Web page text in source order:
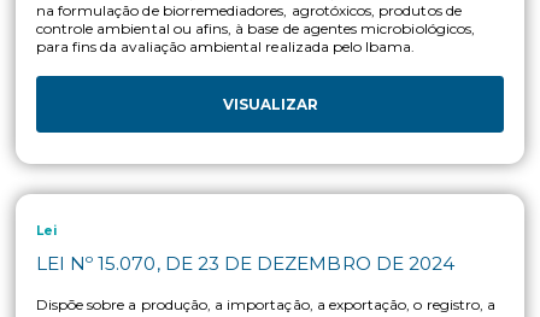
Ibama
PORTARIA IBAMA Nº 180, DE 23 DE
DE 2024
controle ambiental ou afins, à base de agentes
para fins da avaliação ambiental realizada pelo Ibama.
VISUALIZAR